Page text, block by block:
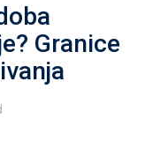
Granice